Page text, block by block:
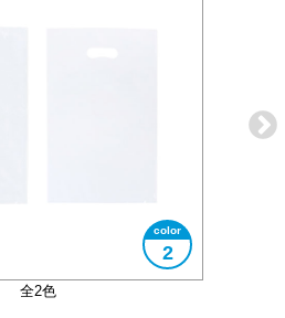
全2色
2
A4サイズ対応